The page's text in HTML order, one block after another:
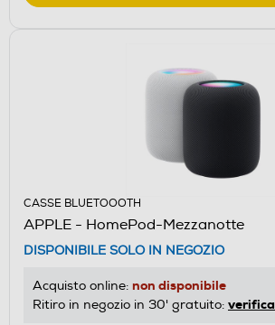
CASSE BLUETOOOTH
APPLE - HomePod-Mezzanotte
DISPONIBILE SOLO IN NEGOZIO
Acquisto online: non disponibile
Ritiro in negozio in 30' gratuito: verifica